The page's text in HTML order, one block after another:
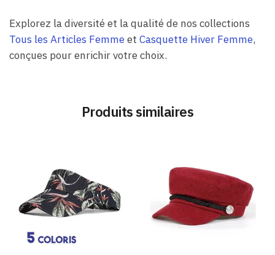
Explorez la diversité et la qualité de nos collections
Tous les Articles Femmeet Casquette Hiver Femme,
conçues pour enrichir votre choix.
Produits similaires